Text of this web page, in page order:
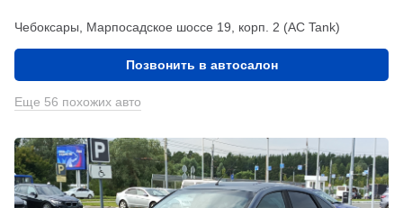
Чебоксары, Марпосадское шоссе 19, корп. 2 (АС Tank)
Позвонить в автосалон
Еще 56 похожих авто